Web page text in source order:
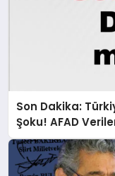
Son Dakika:
Şoku! AFAD
Sallandı?